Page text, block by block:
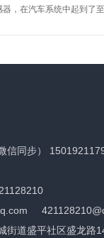
，在汽车系统中起到了
信同步）
街道盛平社区盛龙路